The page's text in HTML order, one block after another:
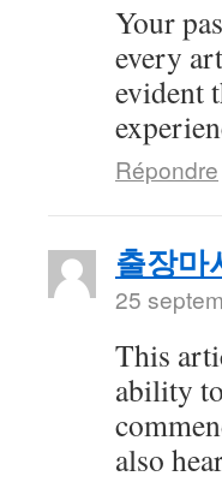
Your
every
evident
Répondre
출장마
25
This
ability
also